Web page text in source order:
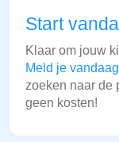
Start
Klaar om jouw
Meld je
zoeken naar de
geen kosten!